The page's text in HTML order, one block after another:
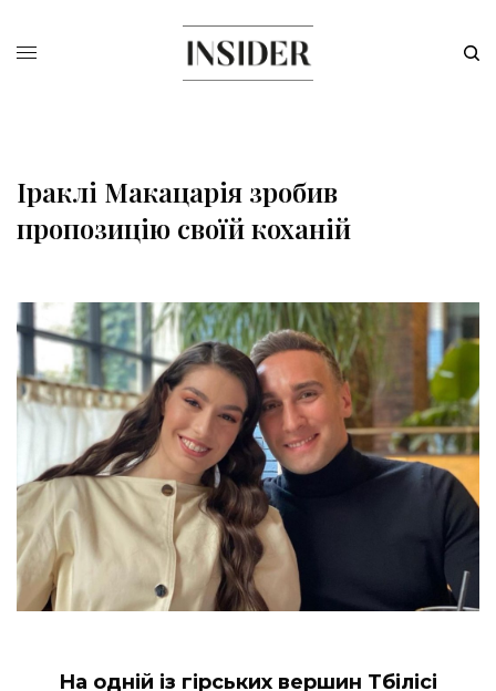
Іраклі Макацарія зробив
пропозицію своїй коханій
На одній із гірських вершин Тбілісі